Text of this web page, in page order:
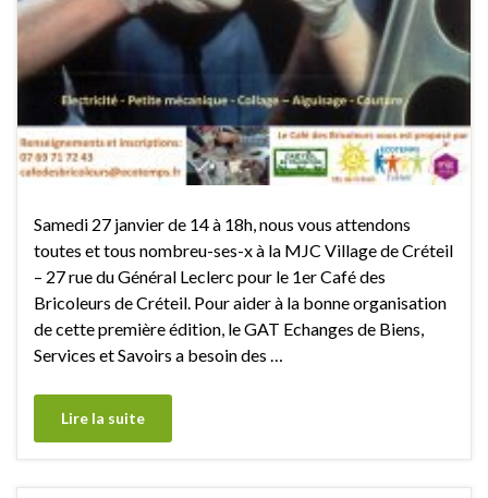
Samedi 27 janvier de 14 à 18h, nous vous attendons
toutes et tous nombreu-ses-x à la MJC Village de Créteil
– 27 rue du Général Leclerc pour le 1er Café des
Bricoleurs de Créteil. Pour aider à la bonne organisation
de cette première édition, le GAT Echanges de Biens,
Services et Savoirs a besoin des …
Lire la suite